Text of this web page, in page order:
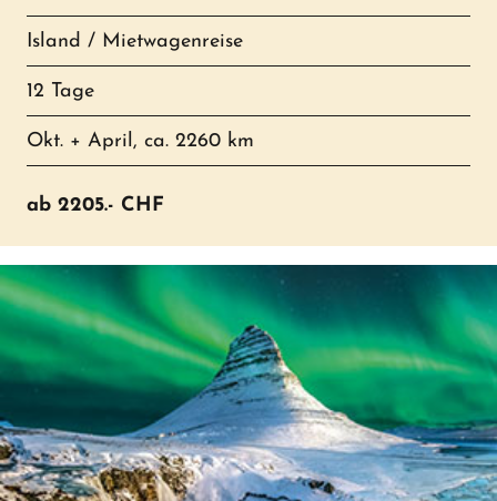
Island / Mietwagenreise
12 Tage
Okt. + April, ca. 2260 km
ab 2205.- CHF